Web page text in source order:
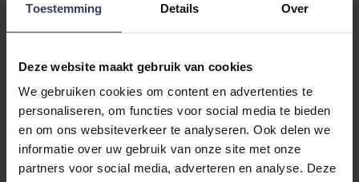
Toestemming Details Over
Deze website maakt gebruik van cookies
We gebruiken cookies om content en advertenties te
personaliseren, om functies voor social media te bieden
en om ons websiteverkeer te analyseren. Ook delen we
informatie over uw gebruik van onze site met onze
partners voor social media, adverteren en analyse. Deze
succession.
Our Story